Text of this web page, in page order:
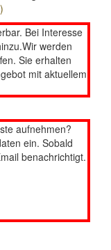
Bei Interesse
werden
Sie erhalten
mit aktuellem
aufnehmen?
ein. Sobald
benachrichtigt.